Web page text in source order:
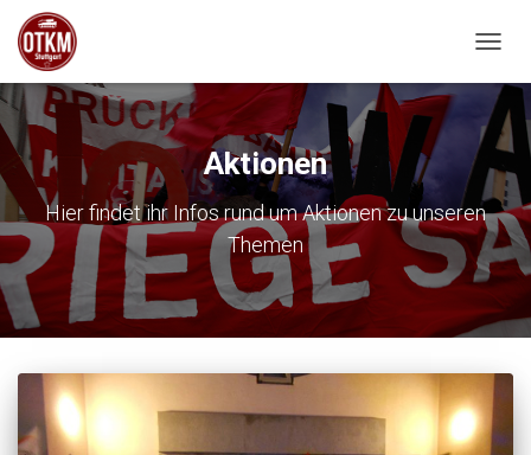
Aktionen
Hier findet ihr Infos rund um Aktionen zu unseren
Themen